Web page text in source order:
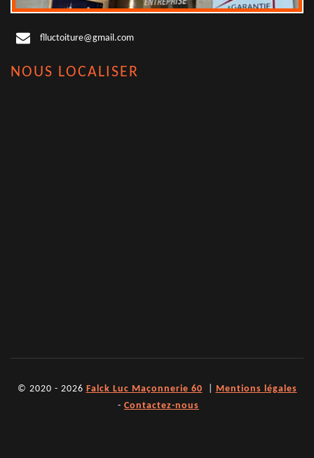
flluctoiture@gmail.com
NOUS LOCALISER
© 2020 - 2026 Falck Luc Maçonnerie 60
Mentions légales
- Contactez-nous